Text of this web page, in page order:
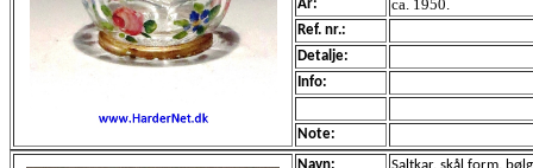
År:
ca. 1950.
Ref. nr.:
Detalje:
Info:
Note: